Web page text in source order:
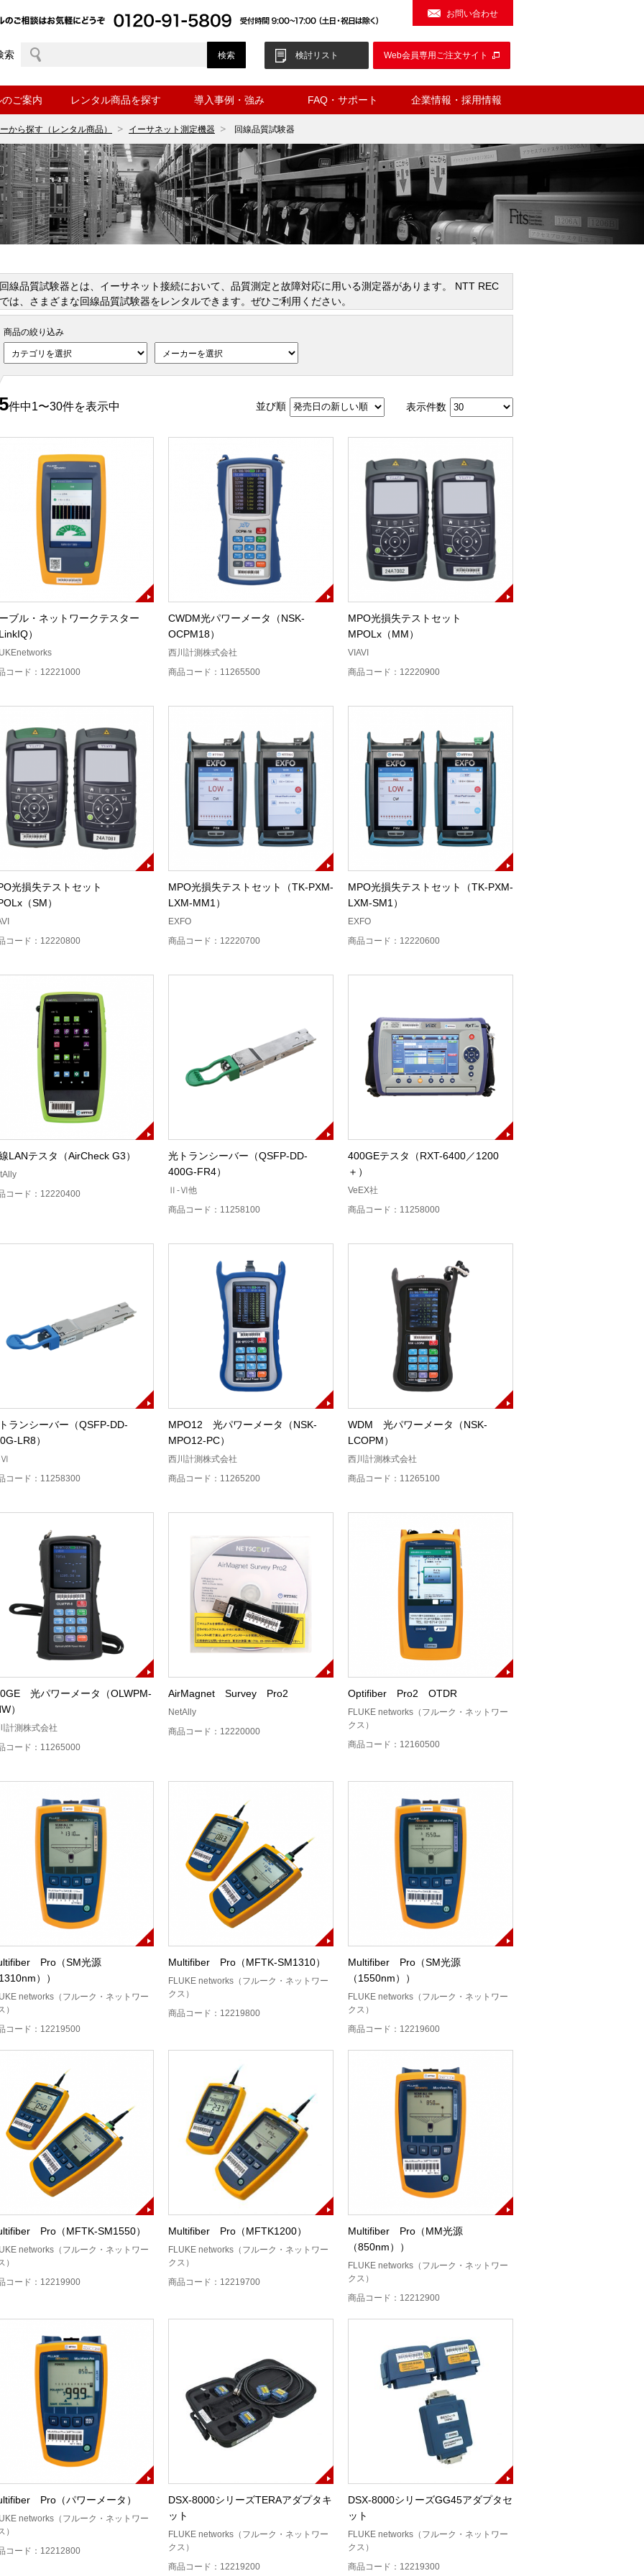
お問い合わせ
索 検討リスト Web会員専用ご注文サイト
ご案内 レンタル商品を探す 導入事例・強み FAQ・サポート 企業情報・採用情報
から探す（レンタル商品） イーサネット測定機器 回線品質試験器
回線品質試験器とは、イーサネット接続において、品質測定と故障対応に用いる測定器があります。 NTT REC
では、さまざまな回線品質試験器をレンタルできます。ぜひご利用ください。
商品の絞り込み
件中1〜30件を表示中 並び順 表示件数
ブル・ネットワークテスター
LinkIQ）
コード：12221000
CWDM光パワーメータ（NSK-
OCPM18）
西川計測株式会社
商品コード：11265500
MPO光損失テストセット
MPOLx（MM）
VIAVI
商品コード：12220900
光損失テストセット
（SM）
コード：12220800
MPO光損失テストセット（TK-PXM-
LXM-MM1）
EXFO
商品コード：12220700
MPO光損失テストセット（TK-PXM-
LXM-SM1）
EXFO
商品コード：12220600
LANテスタ（AirCheck G3）
コード：12220400
光トランシーバー（QSFP-DD-
400G-FR4）
Ⅱ-Ⅵ他
商品コード：11258100
400GEテスタ（RXT-6400／1200
＋）
VeEX社
商品コード：11258000
ランシーバー（QSFP-DD-
LR8）
コード：11258300
MPO12 光パワーメータ（NSK-
MPO12-PC）
西川計測株式会社
商品コード：11265200
WDM 光パワーメータ（NSK-
LCOPM）
西川計測株式会社
商品コード：11265100
光パワーメータ（OLWPM-
）
計測株式会社
コード：11265000
AirMagnet Survey Pro2
NetAlly
商品コード：12220000
Optifiber Pro2 OTDR
FLUKE networks（フルーク・ネットワー
クス）
商品コード：12160500
Pro（SM光源
1310nm））
networks（フルーク・ネットワー
）
コード：12219500
Multifiber Pro（MFTK-SM1310）
FLUKE networks（フルーク・ネットワー
クス）
商品コード：12219800
Multifiber Pro（SM光源
（1550nm））
FLUKE networks（フルーク・ネットワー
クス）
商品コード：12219600
Pro（MFTK-SM1550）
networks（フルーク・ネットワー
）
コード：12219900
Multifiber Pro（MFTK1200）
FLUKE networks（フルーク・ネットワー
クス）
商品コード：12219700
Multifiber Pro（MM光源
（850nm））
FLUKE networks（フルーク・ネットワー
クス）
商品コード：12212900
Pro（パワーメータ）
networks（フルーク・ネットワー
）
コード：12212800
DSX-8000シリーズTERAアダプタキ
ット
FLUKE networks（フルーク・ネットワー
クス）
商品コード：12219200
DSX-8000シリーズGG45アダプタセ
ット
FLUKE networks（フルーク・ネットワー
クス）
商品コード：12219300